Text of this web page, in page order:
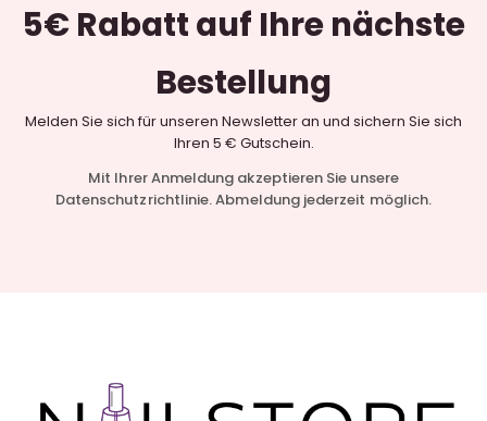
5€ Rabattauf Ihre nächste
Bestellung
Melden Sie sich für unseren Newsletter an und sichern Sie sich
Ihren 5 € Gutschein.
Mit Ihrer Anmeldung akzeptieren Sie unsere
Datenschutzrichtlinie. Abmeldung jederzeit möglich.